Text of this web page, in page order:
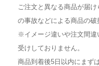
ご注文と異なる商品が届
の事故などによる商品の破
※イメージ違いや注文間違
受けしておりません。
商品到着後5日以内にまず